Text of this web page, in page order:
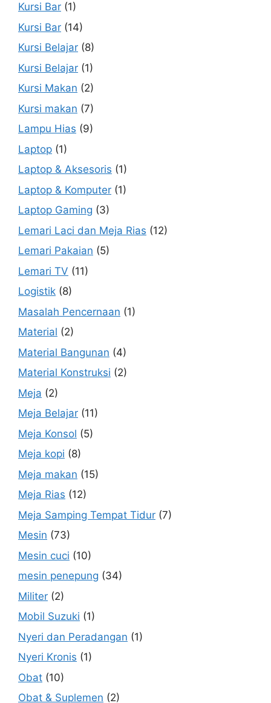
Kursi Bar (1)
Kursi Bar (14)
Kursi Belajar (8)
Kursi Belajar (1)
Kursi Makan (2)
Kursi makan (7)
Lampu Hias (9)
Laptop (1)
Laptop & Aksesoris (1)
Laptop & Komputer (1)
Laptop Gaming (3)
Lemari Laci dan Meja Rias (12)
Lemari Pakaian (5)
Lemari TV (11)
Logistik (8)
Masalah Pencernaan (1)
Material (2)
Material Bangunan (4)
Material Konstruksi (2)
Meja (2)
Meja Belajar (11)
Meja Konsol (5)
Meja kopi (8)
Meja makan (15)
Meja Rias (12)
Meja Samping Tempat Tidur (7)
Mesin (73)
Mesin cuci (10)
mesin penepung (34)
Militer (2)
Mobil Suzuki (1)
Nyeri dan Peradangan (1)
Nyeri Kronis (1)
Obat (10)
Obat & Suplemen (2)